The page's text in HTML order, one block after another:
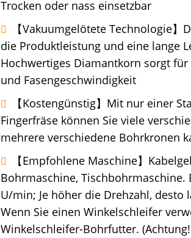
Trocken oder nass einsetzbar
【Vakuumgelötete Technologie
die Produktleistung und eine lange
Hochwertiges Diamantkorn sorgt
und Fasengeschwindigkeit
【Kostengünstig】Mit nur einer
Fingerfräse können Sie viele
mehrere verschiedene Bohrkronen
【Empfohlene Maschine】
Bohrmaschine, Tischbohrmaschine.
U/min; Je höher die Drehzahl, desto
Wenn Sie einen Winkelschleifer
Winkelschleifer-Bohrfutter.